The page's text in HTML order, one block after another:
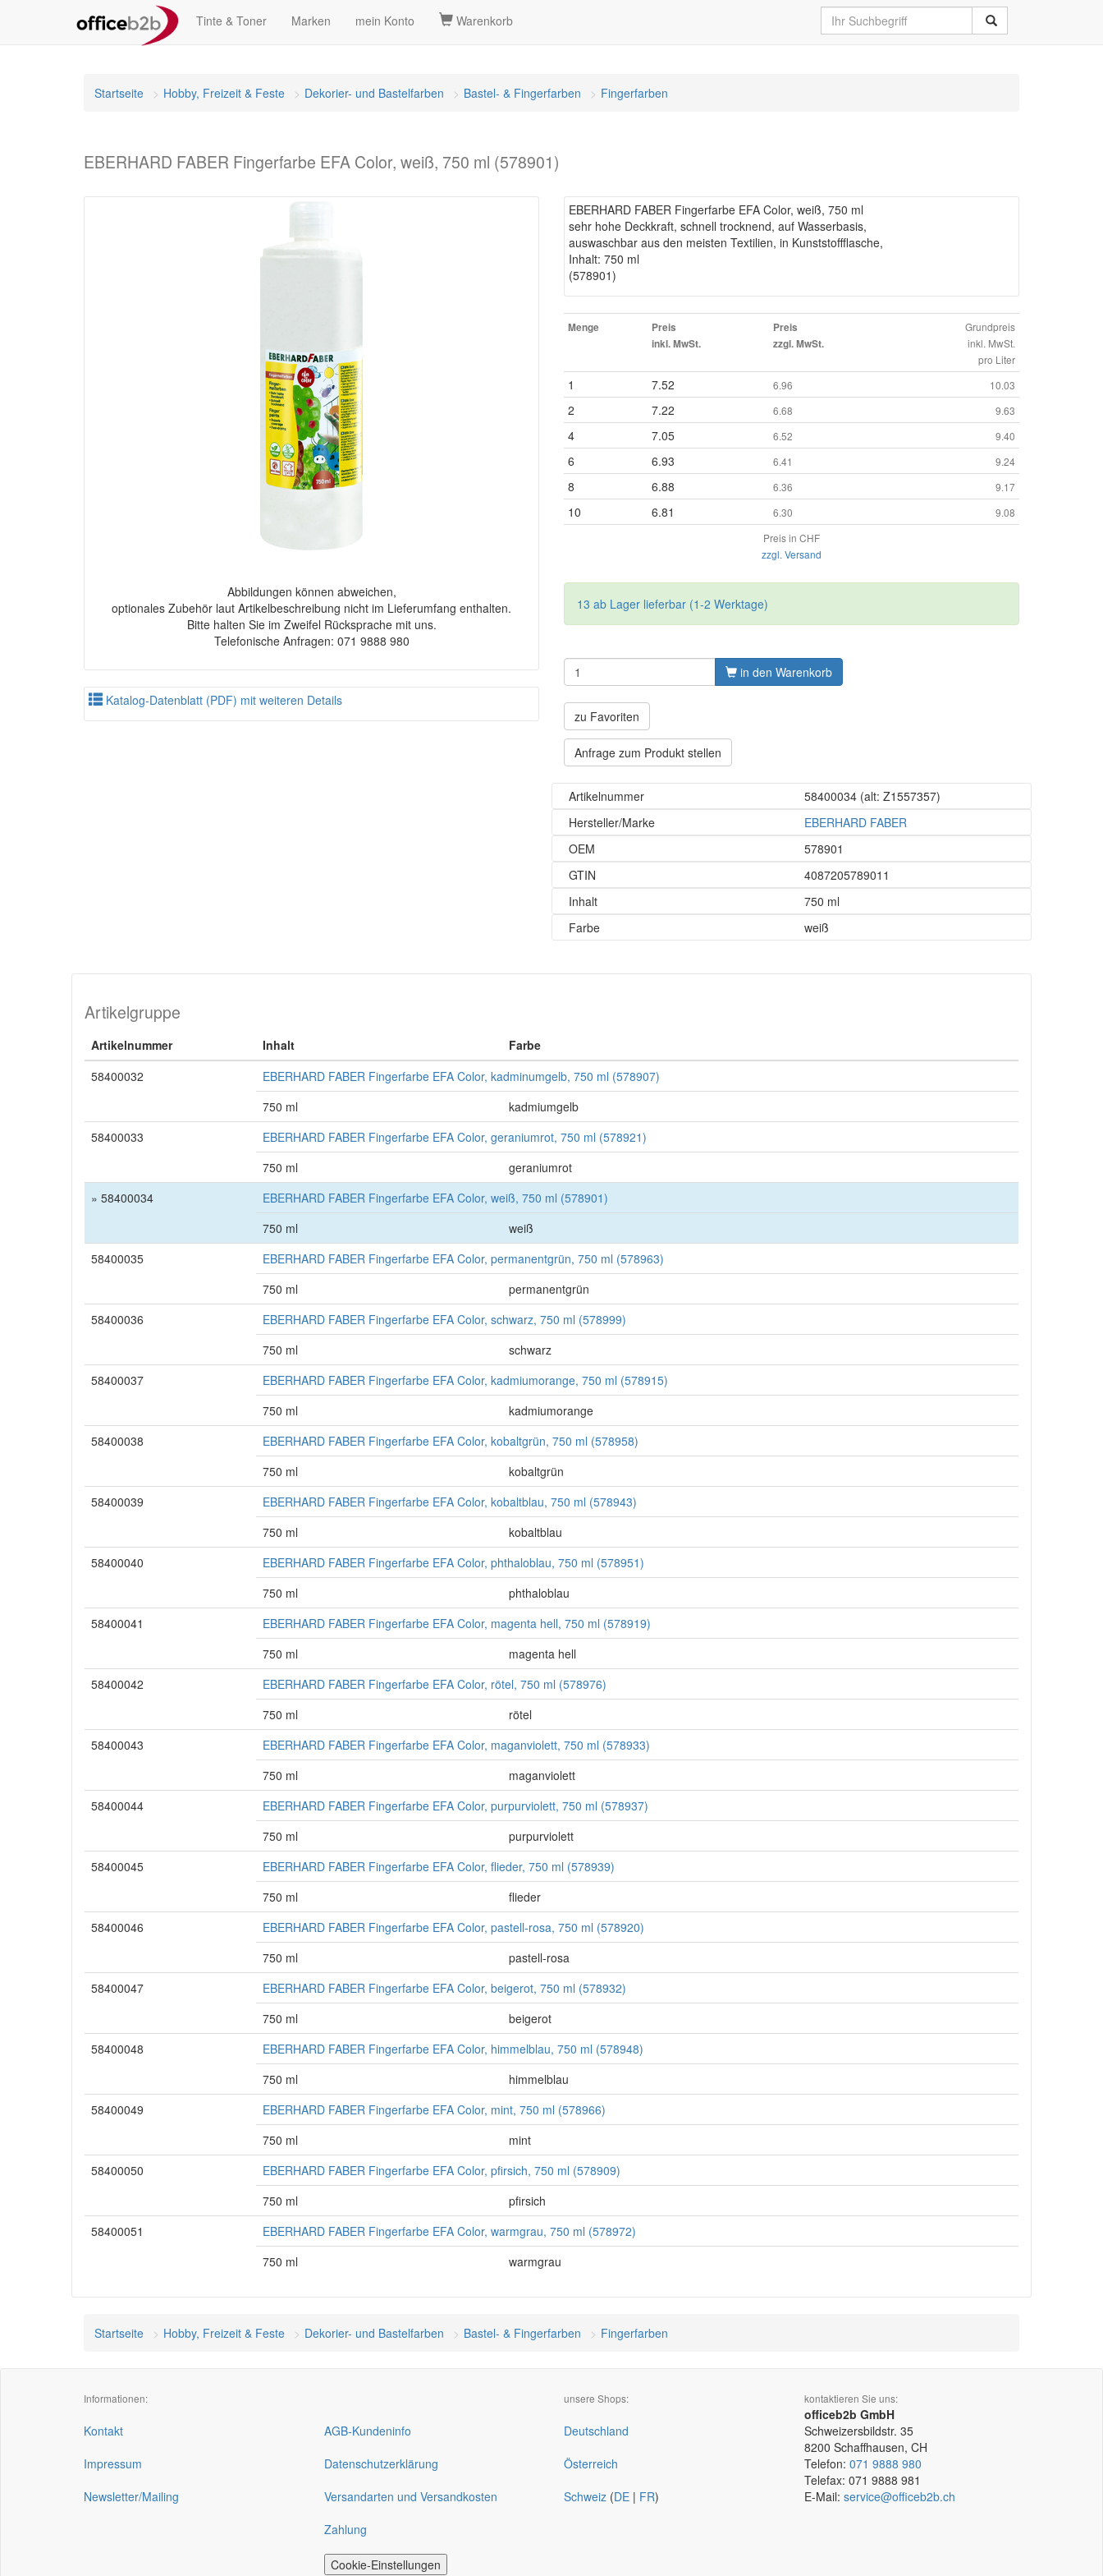
Tinte & Toner Marken mein Konto Warenkorb
Startseite Hobby, Freizeit & Feste Dekorier- und Bastelfarben Bastel- & Fingerfarben Fingerfarben
EBERHARD FABER Fingerfarbe EFA Color, weiß, 750 ml (578901)
Abbildungen können abweichen,
optionales Zubehör laut Artikelbeschreibung nicht im Lieferumfang enthalten.
Bitte halten Sie im Zweifel Rücksprache mit uns.
Telefonische Anfragen: 071 9888 980
Katalog-Datenblatt (PDF) mit weiteren Details
EBERHARD FABER Fingerfarbe EFA Color, weiß, 750 ml
sehr hohe Deckkraft, schnell trocknend, auf Wasserbasis,
auswaschbar aus den meisten Textilien, in Kunststoffflasche,
Inhalt: 750 ml
(578901)
Menge
Preis
inkl. MwSt.
Preis
zzgl. MwSt.
Grundpreis
inkl. MwSt.
pro Liter
1 7.52 6.96 10.03
2 7.22 6.68 9.63
4 7.05 6.52 9.40
6 6.93 6.41 9.24
8 6.88 6.36 9.17
10 6.81 6.30
9.08
Preis in CHF
zzgl. Versand
13 ab Lager lieferbar (1-2 Werktage)
in den Warenkorb
zu Favoriten
Anfrage zum Produkt stellen
Artikelnummer 58400034(alt: Z1557357)
Hersteller/Marke
EBERHARD FABER
OEM
578901
GTIN
4087205789011
Inhalt
750 ml
Farbe
weiß
Artikelgruppe
Artikelnummer Inhalt
Farbe
58400032
EBERHARD FABER Fingerfarbe EFA Color, kadminumgelb, 750 ml (578907)
750 ml
kadmiumgelb
58400033
EBERHARD FABER Fingerfarbe EFA Color, geraniumrot, 750 ml (578921)
750 ml
geraniumrot
» 58400034
EBERHARD FABER Fingerfarbe EFA Color, weiß, 750 ml (578901)
750 ml
weiß
58400035
EBERHARD FABER Fingerfarbe EFA Color, permanentgrün, 750 ml (578963)
750 ml
permanentgrün
58400036
EBERHARD FABER Fingerfarbe EFA Color, schwarz, 750 ml (578999)
750 ml
schwarz
58400037
EBERHARD FABER Fingerfarbe EFA Color, kadmiumorange, 750 ml (578915)
750 ml
kadmiumorange
58400038
EBERHARD FABER Fingerfarbe EFA Color, kobaltgrün, 750 ml (578958)
750 ml
kobaltgrün
58400039
EBERHARD FABER Fingerfarbe EFA Color, kobaltblau, 750 ml (578943)
750 ml
kobaltblau
58400040
EBERHARD FABER Fingerfarbe EFA Color, phthaloblau, 750 ml (578951)
750 ml
phthaloblau
58400041
EBERHARD FABER Fingerfarbe EFA Color, magenta hell, 750 ml (578919)
750 ml
magenta hell
58400042
EBERHARD FABER Fingerfarbe EFA Color, rötel, 750 ml (578976)
750 ml
rötel
58400043
EBERHARD FABER Fingerfarbe EFA Color, maganviolett, 750 ml (578933)
750 ml
maganviolett
58400044
EBERHARD FABER Fingerfarbe EFA Color, purpurviolett, 750 ml (578937)
750 ml
purpurviolett
58400045
EBERHARD FABER Fingerfarbe EFA Color, flieder, 750 ml (578939)
750 ml
flieder
58400046
EBERHARD FABER Fingerfarbe EFA Color, pastell-rosa, 750 ml (578920)
750 ml
pastell-rosa
58400047
EBERHARD FABER Fingerfarbe EFA Color, beigerot, 750 ml (578932)
750 ml
beigerot
58400048
EBERHARD FABER Fingerfarbe EFA Color, himmelblau, 750 ml (578948)
750 ml
himmelblau
58400049
EBERHARD FABER Fingerfarbe EFA Color, mint, 750 ml (578966)
750 ml
mint
58400050
EBERHARD FABER Fingerfarbe EFA Color, pfirsich, 750 ml (578909)
750 ml
pfirsich
58400051
EBERHARD FABER Fingerfarbe EFA Color, warmgrau, 750 ml (578972)
750 ml
warmgrau
Startseite Hobby, Freizeit & Feste Dekorier- und Bastelfarben Bastel- & Fingerfarben Fingerfarben
Informationen:
Kontakt
Impressum
Newsletter/Mailing
AGB-Kundeninfo
Datenschutzerklärung
Versandarten und Versandkosten
Zahlung
Cookie-Einstellungen
unsere Shops:
Deutschland
Österreich
Schweiz (DE | FR)
kontaktieren Sie uns:
officeb2b GmbH
Schweizersbildstr. 35
8200 Schaffhausen, CH
Telefon: 071 9888 980
Telefax: 071 9888 981
E-Mail: service@officeb2b.ch